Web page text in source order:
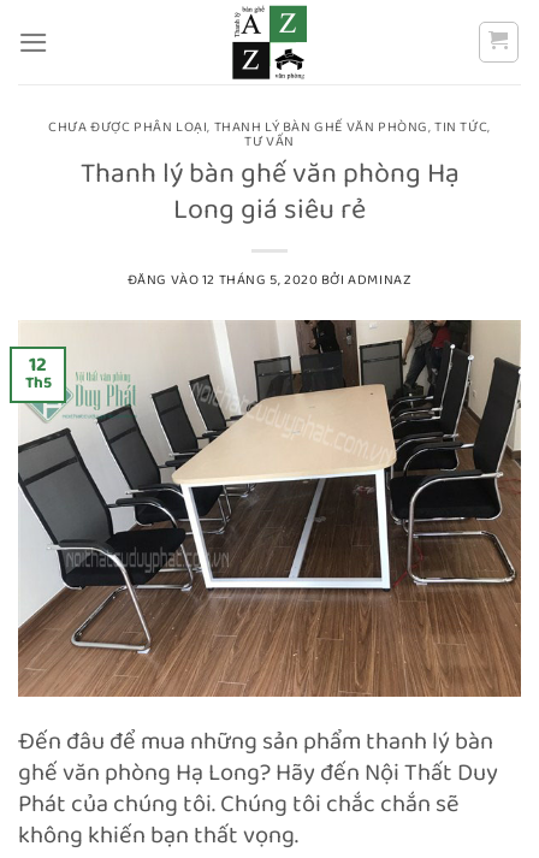
qua
CHƯA ĐƯỢC PHÂN LOẠI, THANH LÝ BÀN GHẾ VĂN PHÒNG,TIN TỨC,
TƯ VẤN
Thanh lý bàn ghế văn phòng Hạ
Long giá siêu rẻ
ĐĂNG VÀO12 THÁNG 5, 2020 BỞIADMINAZ
12
Th5
Đến đâu để mua những sản phẩm thanh lý bàn
ghế văn phòng Hạ Long? Hãy đến Nội Thất Duy
Phát của chúng tôi. Chúng tôi chắc chắn sẽ
không khiến bạn thất vọng.